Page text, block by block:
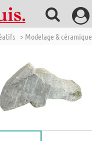
> Modelage & céramique